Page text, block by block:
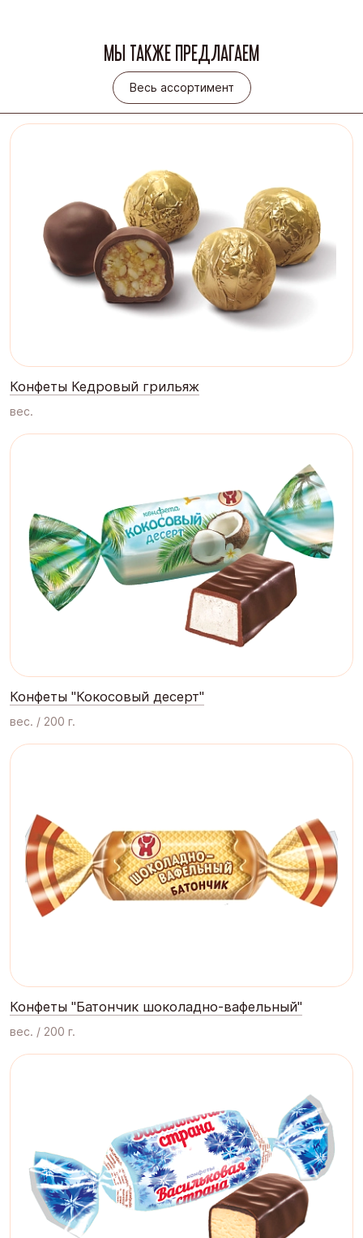
МЫ ТАКЖЕ ПРЕДЛАГАЕМ
Весь ассортимент
Весь ассортимент
Конфеты Кедровый грильяж
вес.
Конфеты "Кокосовый десерт"
вес. / 200 г.
Конфеты "Батончик шоколадно-вафельный"
вес. / 200 г.